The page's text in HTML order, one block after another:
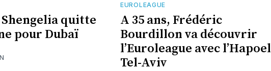
quitte
pour Dubaï
EUROLEAGUE
A 35 ans, Frédéric
Bourdillon va découvrir
l’Euroleague avec l’Hapoel
Tel-Aviv